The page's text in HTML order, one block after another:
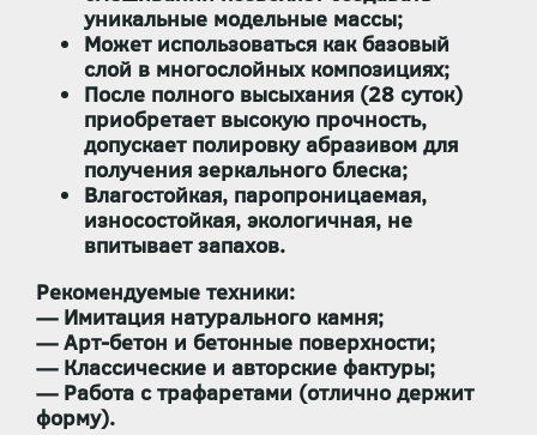
уникальные модельные массы;
Может использоваться как базовый
слой в многослойных композициях;
После полного высыхания (28 суток)
приобретает высокую прочность,
допускает полировку абразивом для
получения зеркального блеска;
Влагостойкая, паропроницаемая,
износостойкая, экологичная, не
впитывает запахов.
Рекомендуемые техники:
— Имитация натурального камня;
— Арт-бетон и бетонные поверхности;
— Классические и авторские фактуры;
— Работа с трафаретами (отлично держит
форму).